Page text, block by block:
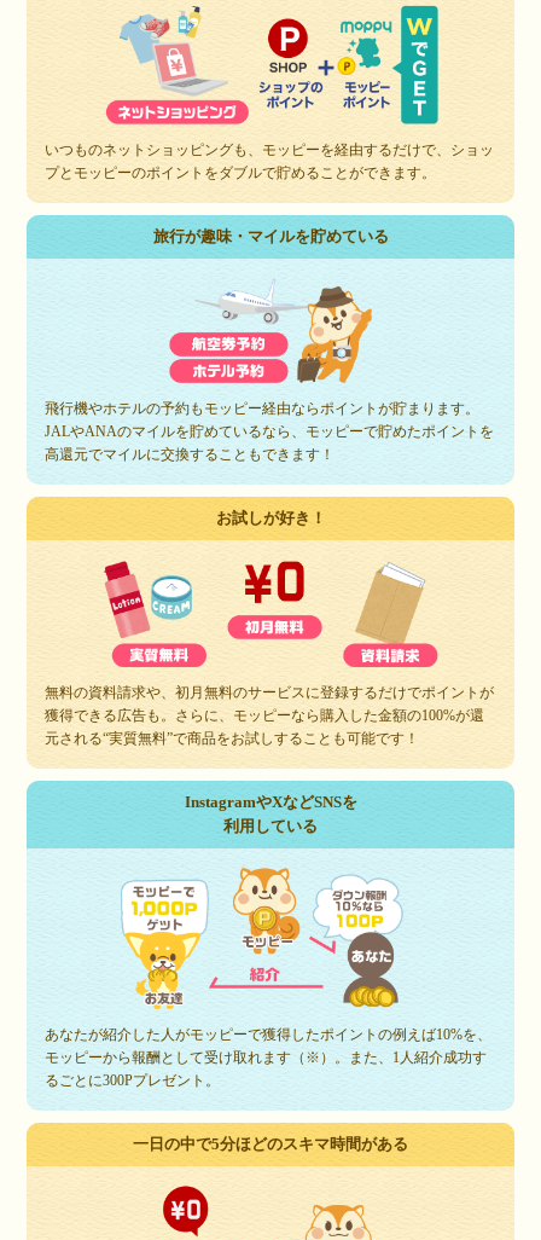
いつものネットショッピングも、モッピーを経由するだけで、ショッ
プとモッピーのポイントをダブルで貯めることができます。
旅行が趣味・マイルを貯めている
飛行機やホテルの予約もモッピー経由ならポイントが貯まります。
JALやANAのマイルを貯めているなら、モッピーで貯めたポイントを
高還元でマイルに交換することもできます！
お試しが好き！
無料の資料請求や、初月無料のサービスに登録するだけでポイントが
獲得できる広告も。さらに、モッピーなら購入した金額の100%が還
元される“実質無料”で商品をお試しすることも可能です！
InstagramやXなどSNSを
利用している
あなたが紹介した人がモッピーで獲得したポイントの例えば10%を、
モッピーから報酬として受け取れます（※）。また、1人紹介成功す
るごとに300Pプレゼント。
一日の中で5分ほどのスキマ時間がある